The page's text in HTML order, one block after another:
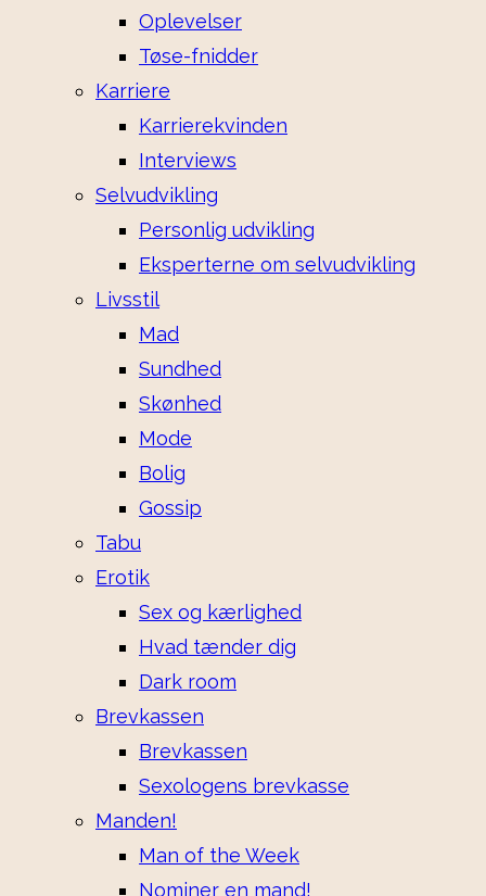
Oplevelser
Tøse-fnidder
Karriere
Karrierekvinden
Interviews
Selvudvikling
Personlig udvikling
Eksperterne om selvudvikling
Livsstil
Mad
Sundhed
Skønhed
Mode
Bolig
Gossip
Tabu
Erotik
Sex og kærlighed
Hvad tænder dig
Dark room
Brevkassen
Brevkassen
Sexologens brevkasse
Manden!
Man of the Week
Nominer en mand!